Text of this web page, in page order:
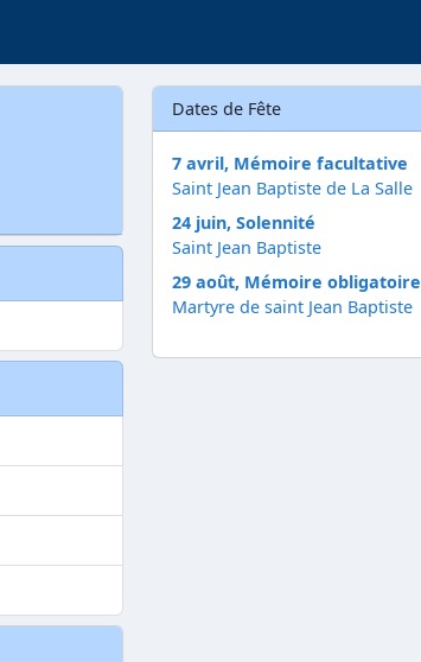
Dates de Fête
7 avril, Mémoire facultative
Saint Jean Baptiste de La Salle
24 juin, Solennité
Saint Jean Baptiste
29 août, Mémoire obligatoire
Martyre de saint Jean Baptiste